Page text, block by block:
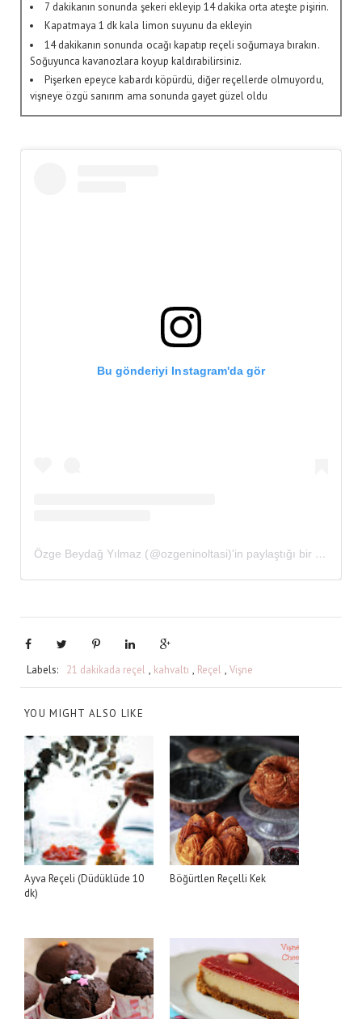
7 dakikanın sonunda şekeri ekleyip 14 dakika orta ateşte pişirin.
Kapatmaya 1 dk kala limon suyunu da ekleyin
14 dakikanın sonunda ocağı kapatıp reçeli soğumaya bırakın.
Soğuyunca kavanozlara koyup kaldırabilirsiniz.
Pişerken epeyce kabardı köpürdü, diğer reçellerde olmuyordu,
vişneye özgü sanırım ama sonunda gayet güzel oldu
Bu gönderiyi Instagram'da gör
Özge Beydağ Yılmaz (@ozgeninoltasi)'in paylaştığı bir gönderi
Labels: 21 dakikada reçel , kahvaltı , Reçel , Vişne
YOU MIGHT ALSO LIKE
Ayva Reçeli (Düdüklüde 10
dk)
Böğürtlen Reçelli Kek